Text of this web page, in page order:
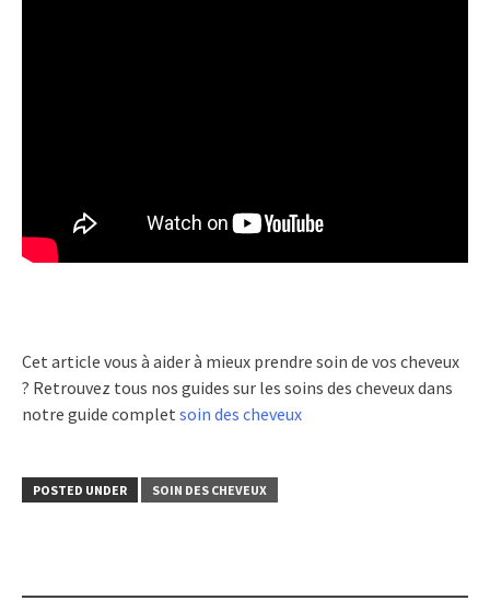
Cet article vous à aider à mieux prendre soin de vos cheveux
? Retrouvez tous nos guides sur les soins des cheveux dans
notre guide complet soin des cheveux
POSTED UNDER SOIN DES CHEVEUX